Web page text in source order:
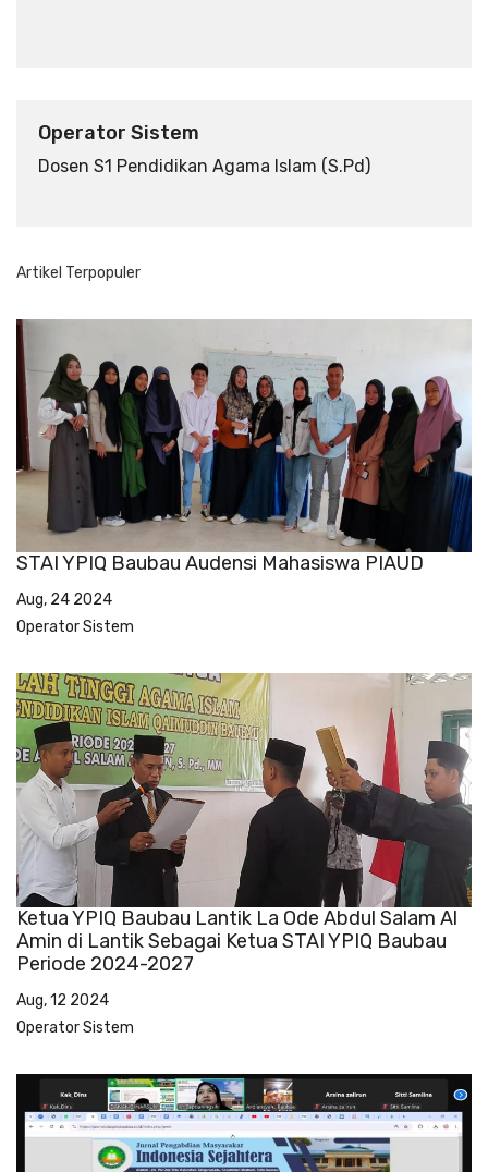
Operator Sistem
Dosen S1 Pendidikan Agama Islam (S.Pd)
Artikel Terpopuler
STAI YPIQ Baubau Audensi Mahasiswa PIAUD
Aug, 24 2024
Operator Sistem
Ketua YPIQ Baubau Lantik La Ode Abdul Salam Al
Amin di Lantik Sebagai Ketua STAI YPIQ Baubau
Periode 2024-2027
Aug, 12 2024
Operator Sistem